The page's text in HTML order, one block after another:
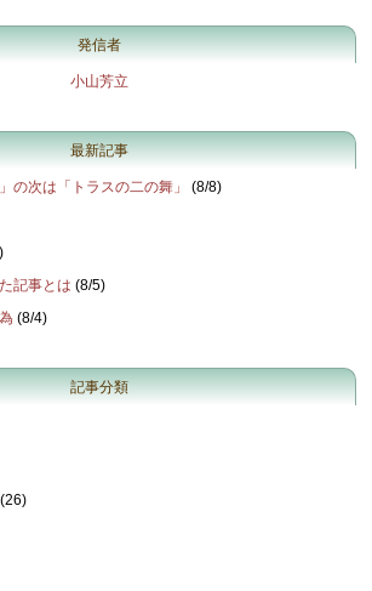
発信者
小山芳立
最新記事
の次は「トラスの二の舞」 (8/8)
)
記事とは (8/5)
(8/4)
記事分類
(26)